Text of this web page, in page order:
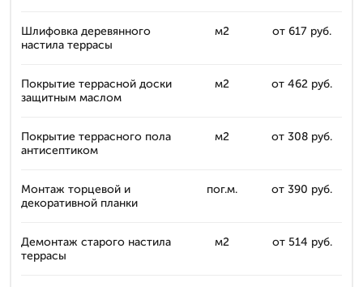
Шлифовка деревянного
настила террасы
м2 от 617 руб.
Покрытие террасной доски
защитным маслом
м2 от 462 руб.
Покрытие террасного пола
антисептиком
м2 от 308 руб.
Монтаж торцевой и
декоративной планки
пог.м. от 390 руб.
Демонтаж старого настила
террасы
м2 от 514 руб.